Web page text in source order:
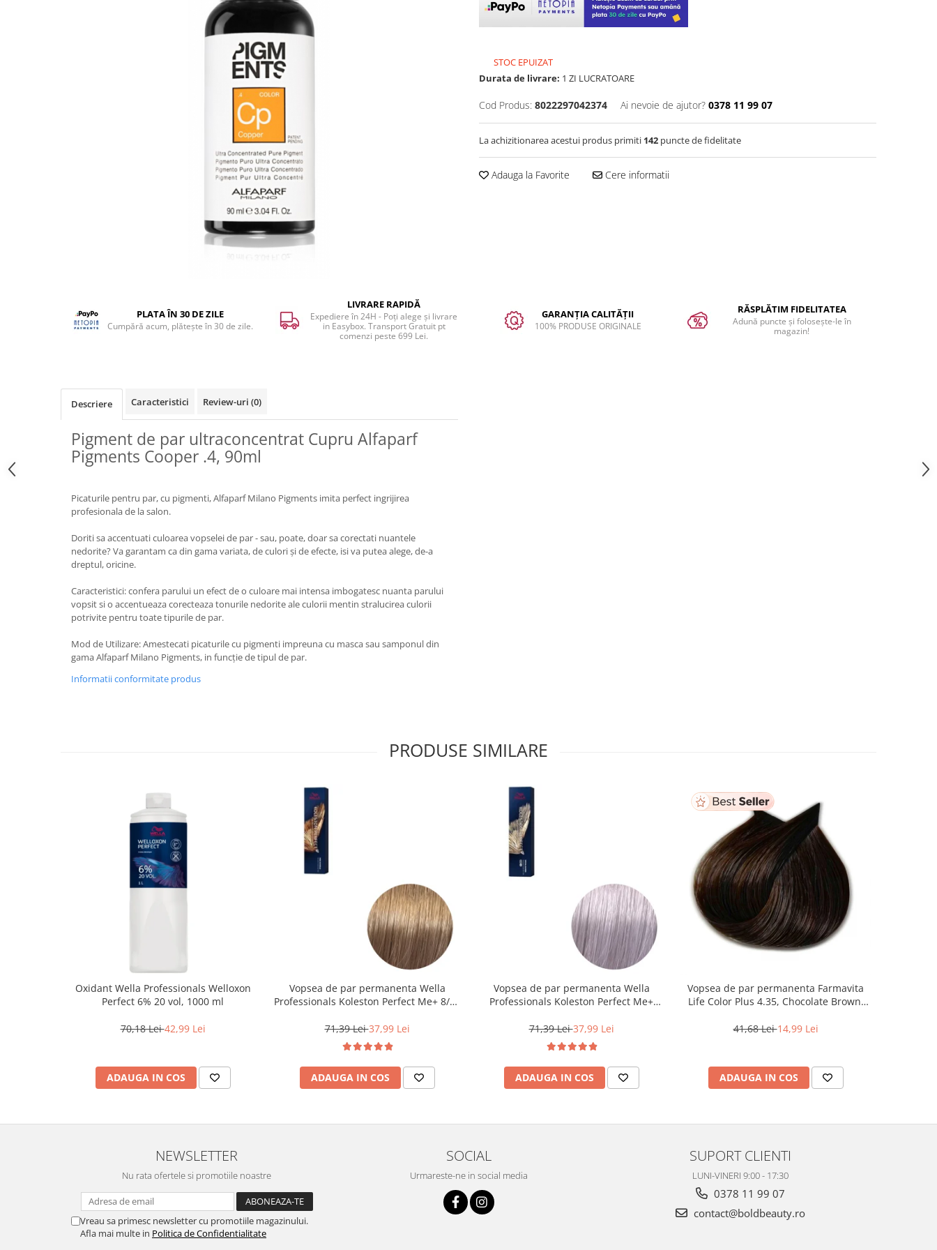
STOC EPUIZAT
Durata de livrare: 1 ZI LUCRATOARE
Cod Produs: 8022297042374 Ai nevoie de ajutor? 0378 11 99 07
La achizitionarea acestui produs primiti 142 puncte de fidelitate
Adauga la Favorite Cere informatii
PLATA ÎN 30 DE ZILE
Cumpără acum, plătește în 30 de zile.
LIVRARE RAPIDĂ
Expediere în 24H - Poți alege și livrare
in Easybox. Transport Gratuit pt
comenzi peste 699 Lei.
GARANȚIA CALITĂȚII
100% PRODUSE ORIGINALE
RĂSPLĂTIM FIDELITATEA
Adună puncte și folosește-le în
magazin!
Descriere Caracteristici Review-uri (0)
Pigment de par ultraconcentrat Cupru Alfaparf
Pigments Cooper .4, 90ml
Picaturile pentru par, cu pigmenti, Alfaparf Milano Pigments imita perfect ingrijirea
profesionala de la salon.
Doriti sa accentuati culoarea vopselei de par - sau, poate, doar sa corectati nuantele
nedorite? Va garantam ca din gama variata, de culori și de efecte, isi va putea alege, de-a
dreptul, oricine.
Caracteristici: confera parului un efect de o culoare mai intensa imbogatesc nuanta parului
vopsit si o accentueaza corecteaza tonurile nedorite ale culorii mentin stralucirea culorii
potrivite pentru toate tipurile de par.
Mod de Utilizare: Amestecati picaturile cu pigmenti impreuna cu masca sau samponul din
gama Alfaparf Milano Pigments, in funcție de tipul de par.
Informatii conformitate produs
PRODUSE SIMILARE
Oxidant Wella Professionals Welloxon
Perfect 6% 20 vol, 1000 ml
70,18 Lei42,99 Lei
ADAUGA IN COS
Vopsea de par permanenta Wella
Professionals Koleston Perfect Me+ 8/0 ,
71,39 Lei37,99 Lei
ADAUGA IN COS
Vopsea de par permanenta Wella
Professionals Koleston Perfect Me+
60 ml
71,39 Lei37,99 Lei
ADAUGA IN COS
Vopsea de par permanenta Farmavita
Life Color Plus 4.35, Chocolate Brown,
41,68 Lei14,99 Lei
ADAUGA IN COS
NEWSLETTER
Nu rata ofertele si promotiile noastre
Vreau sa primesc newsletter cu promotiile magazinului.
Afla mai multe in Politica de Confidentialitate
SOCIAL
Urmareste-ne in social media
SUPORT CLIENTI
LUNI-VINERI 9:00 - 17:30
0378 11 99 07
contact@boldbeauty.ro